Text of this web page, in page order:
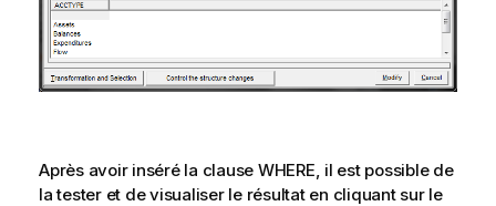
Après avoir inséré la clause WHERE, il est possible de
la tester et de visualiser le résultat en cliquant sur le